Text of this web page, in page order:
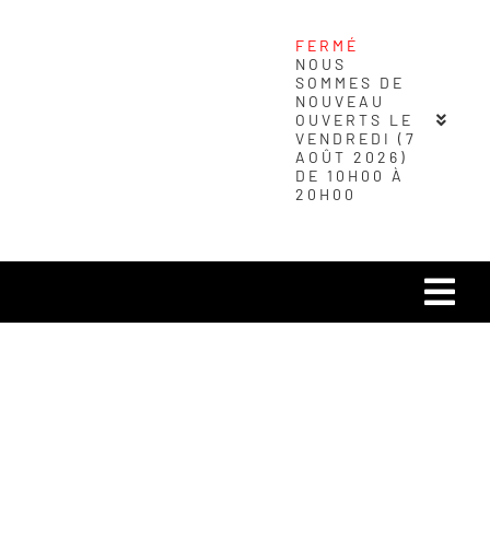
FERMÉ
NOUS
SOMMES DE
NOUVEAU
OUVERTS LE
VENDREDI (7
AOÛT 2026)
DE 10H00 À
20H00